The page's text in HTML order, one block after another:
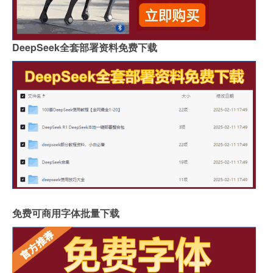
DeepSeek全套部署资料免费下载
免费可商用字体批量下载